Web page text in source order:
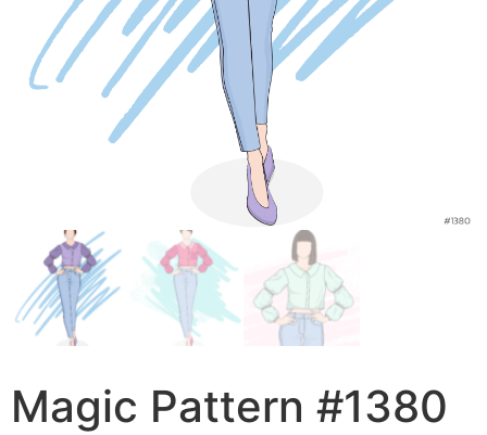
Magic Pattern #1380